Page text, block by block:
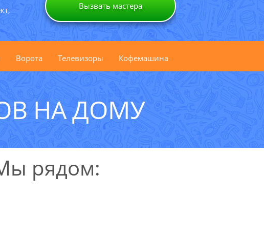
Вызвать мастера
Ворота Телевизоры Кофемашина
НА ДОМУ
рядом: